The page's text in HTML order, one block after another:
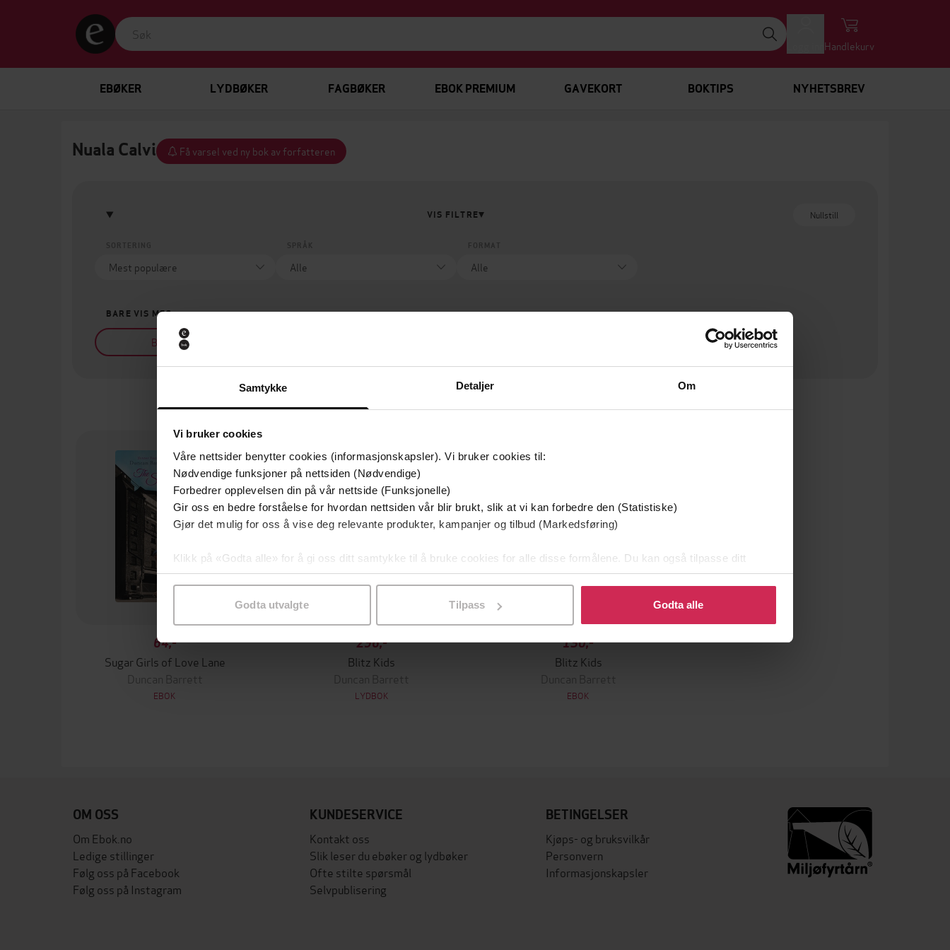
Samtykke Detaljer Om
Vi bruker cookies
Våre nettsider benytter cookies (informasjonskapsler). Vi bruker cookies til:
Nødvendige funksjoner på nettsiden (Nødvendige)
Forbedrer opplevelsen din på vår nettside (Funksjonelle)
Gir oss en bedre forståelse for hvordan nettsiden vår blir brukt, slik at vi kan forbedre den (Statistiske)
Gjør det mulig for oss å vise deg relevante produkter, kampanjer og tilbud (Markedsføring)
Klikk på «Godta alle» for å gi oss ditt samtykke til å bruke cookies for alle disse formålene. Du kan også tilpasse ditt
samtykke til spesifikke formål ved å klikke på «Tilpass». Du kan når som helst trekke tilbake eller endre ditt samtykke.
Godta utvalgte Tilpass Godta alle
Handlekurv
EBØKER LYDBØKER FAGBØKER EBOK PREMIUM GAVEKORT BOKTIPS NYHETSBREV
Nuala Calvi Få varsel ved ny bok av forfatteren
VIS FILTRE Nullstill
BARE VIS MEG
Bøker på tilbud
64,-
Sugar Girls of Love Lane
Duncan Barrett
EBOK
296,-
Blitz Kids
Duncan Barrett
LYDBOK
130,-
Blitz Kids
Duncan Barrett
EBOK
OM OSS
Om Ebok.no
Ledige stillinger
Følg oss på Facebook
Følg oss på Instagram
KUNDESERVICE
Kontakt oss
Slik leser du ebøker og lydbøker
Ofte stilte spørsmål
Selvpublisering
BETINGELSER
Kjøps- og bruksvilkår
Personvern
Informasjonskapsler